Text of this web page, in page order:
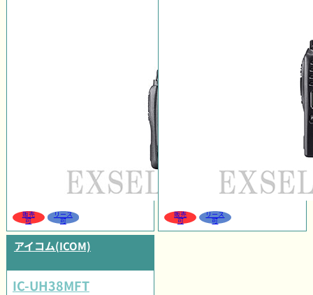
販売
可
リース
可
販売
可
リース
可
アイコム(ICOM)
IC-UH38MFT